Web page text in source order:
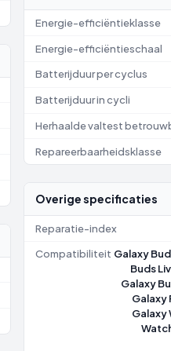
Energie-efficiëntieklasse
Energie-efficiëntieschaal
Batterijduur per cyclus
Batterijduur in cycli
Herhaalde valtest
Repareerbaarheidsklasse
Overige specificaties
Reparatie-index
Compatibiliteit Galaxy
Buds
Galaxy
Galaxy
Galaxy